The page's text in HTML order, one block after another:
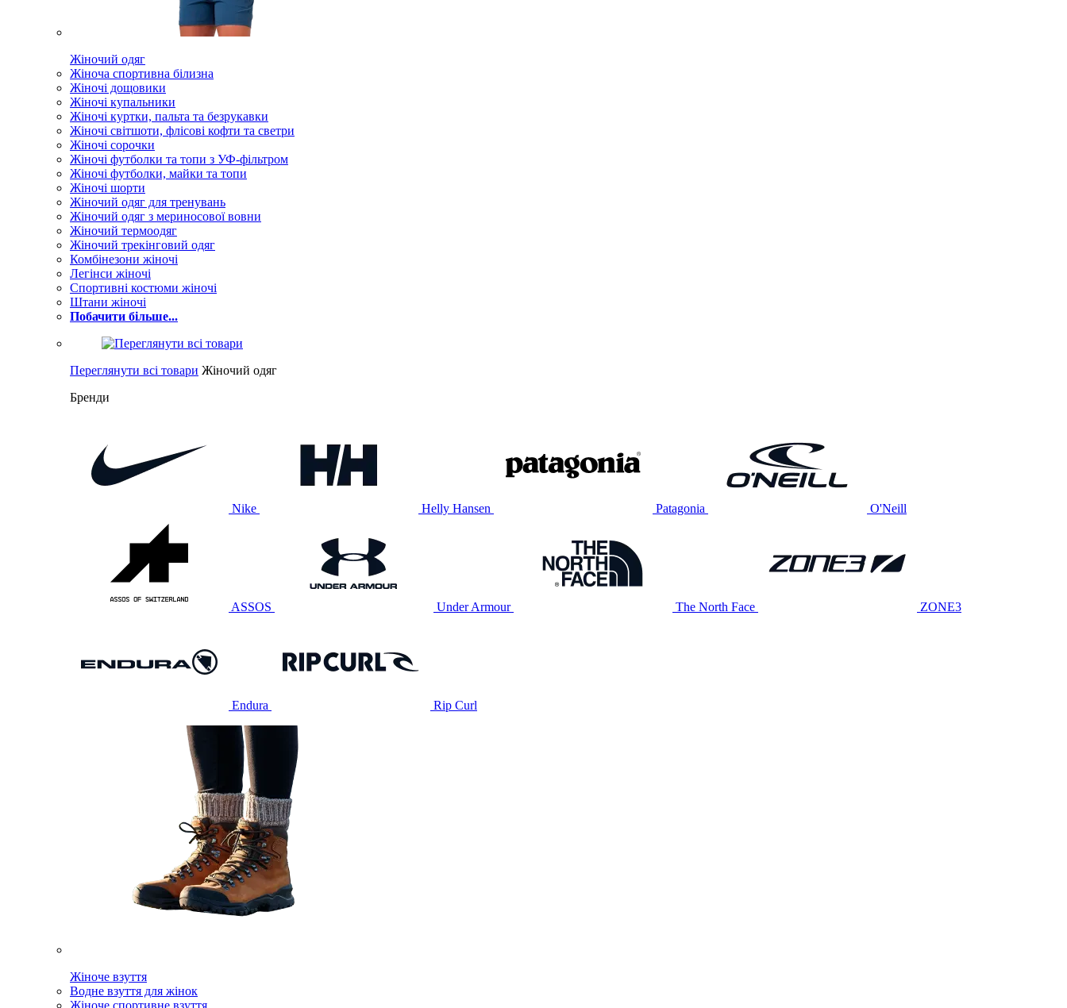
Жіночий одяг
Жіноча спортивна білизна
Жіночі дощовики
Жіночі купальники
Жіночі куртки, пальта та безрукавки
Жіночі світшоти, флісові кофти та светри
Жіночі сорочки
Жіночі футболки та топи з УФ-фільтром
Жіночі футболки, майки та топи
Жіночі шорти
Жіночий одяг для тренувань
Жіночий одяг з мериносової вовни
Жіночий термоодяг
Жіночий трекінговий одяг
Комбінезони жіночі
Легінси жіночі
Спортивні костюми жіночі
Штани жіночі
Побачити більше...
Переглянути всі товари Жіночий одяг
Бренди
Nike Helly Hansen Patagonia O'Neill
ASSOS Under Armour The North Face ZONE3
Endura Rip Curl
Жіноче взуття
Водне взуття для жінок
Жіноче спортивне взуття